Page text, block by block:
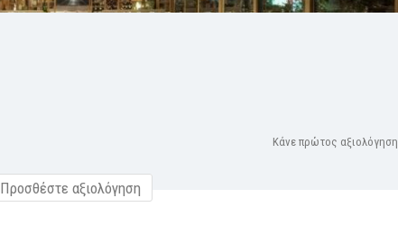
Κάνε πρώτος αξιολόγηση
Προσθέστε αξιολόγηση